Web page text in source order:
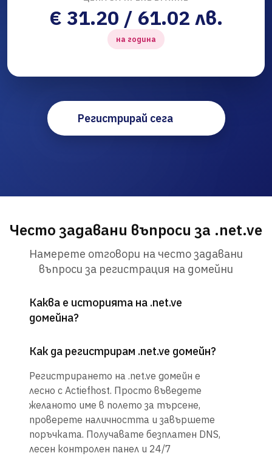
€ 31.20 / 61.02 лв.
на година
Регистрирай сега
Често задавани въпроси за .net.ve
Намерете отговори на често задавани
въпроси за регистрация на домейни
Каква е историята на .net.ve
домейна?
Как да регистрирам .net.ve домейн?
Регистрирането на .net.ve домейн е
лесно с Actiefhost. Просто въведете
желаното име в полето за търсене,
проверете наличността и завършете
поръчката. Получавате безплатен DNS,
лесен контролен панел и 24/7